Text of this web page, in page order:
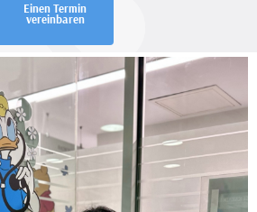
Einen Termin
vereinbaren